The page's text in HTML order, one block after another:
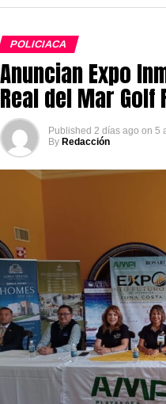
POLICIACA
Anuncian Expo
Real del Mar Golf
Published 2 días ago on 5
By Redacción